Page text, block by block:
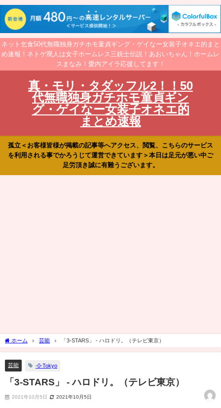
ネット乞食50代無職独身ガチホモ童貞ギング・ゲイなー女装子オネエ的まと
め速報！ネトゲ廃人は女子ホームレス三銃士伝説！あおいちゃん！ホームレ
スまなみ！愛内アイラ応援してます！
真・モリ・タダッフル2！！50
代無職独身ガチホモ童貞ギン
グ・ゲイなー女装子オネエ的
まとめ速報
孤立＜お客様皆様が掲載の記事等へアクセス、閲覧、こちらのサービス
を利用される事でかろうじて運営できています＞本日は足元が悪い中ご
足労頂き誠に有難うございます。
ホーム 芸能 「3-STARS」 - ハロドリ。（テレビ東京）
芸能 -0-Tokyo
「3-STARS」 - ハロドリ。（テレビ東京）
2021年10月5日 2021年10月5日